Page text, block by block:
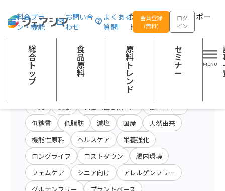
食品の企画開発をサポー
トする
料金プラ
ン・機能
お問い合
わせ
よくある
質問
会員登録
(無料)
ログ
イン
総
合
ト
ッ
プ
食
品
原
料
原
料
ト
レ
ン
ド
セ
ミ
ナ
ー
総合トップ 食品原料 商品特性カテゴリー：食用油脂
原料・キーワード
会社名から検索
原料・絞り込み検
索
低糖質 低脂肪 減塩 国産 天然由来
機能性原料 ヘルスケア 栄養強化
ロングライフ コストダウン 腸内環境
フェムケア シニア向け アレルゲンフリー